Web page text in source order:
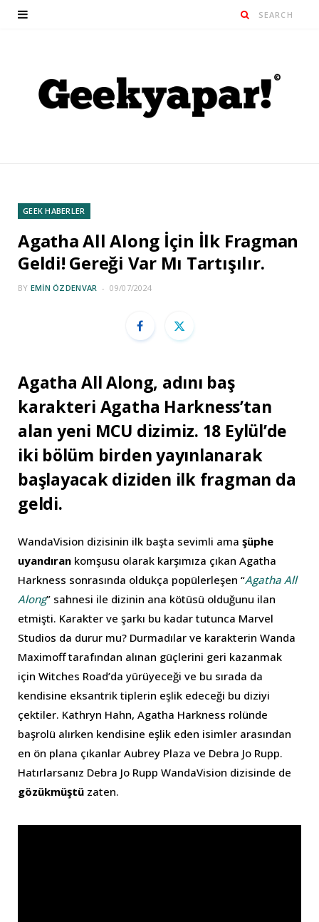
GEEK HABERLER
Agatha All Along İçin İlk Fragman
Geldi! Gereği Var Mı Tartışılır.
BY EMIN ÖZDENVAR 09/07/2024
Agatha All Along, adını baş
karakteri Agatha Harkness’tan
alan yeni MCU dizimiz. 18 Eylül’de
iki bölüm birden yayınlanarak
başlayacak diziden ilk fragman da
geldi.
WandaVision dizisinin ilk başta sevimli ama şüphe
uyandıran komşusu olarak karşımıza çıkan Agatha
Harkness sonrasında oldukça popülerleşen “Agatha All
Along” sahnesi ile dizinin ana kötüsü olduğunu ilan
etmişti. Karakter ve şarkı bu kadar tutunca Marvel
Studios da durur mu? Durmadılar ve karakterin Wanda
Maximoff tarafından alınan güçlerini geri kazanmak
için Witches Road’da yürüyeceği ve bu sırada da
kendisine eksantrik tiplerin eşlik edeceği bu diziyi
çektiler. Kathryn Hahn, Agatha Harkness rolünde
başrolü alırken kendisine eşlik eden isimler arasından
en ön plana çıkanlar Aubrey Plaza ve Debra Jo Rupp.
Hatırlarsanız Debra Jo Rupp WandaVision dizisinde de
gözükmüştü zaten.